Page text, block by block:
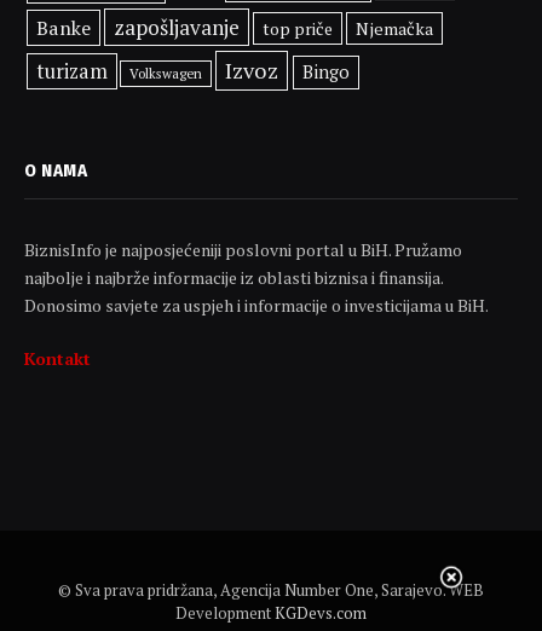
Banke zapošljavanje top priče Njemačka
turizam Volkswagen Izvoz Bingo
O NAMA
BiznisInfo je najposjećeniji poslovni portal u BiH. Pružamo
najbolje i najbrže informacije iz oblasti biznisa i finansija.
Donosimo savjete za uspjeh i informacije o investicijama u BiH.
Kontakt
© Sva prava pridržana, Agencija Number One, Sarajevo. WEB
DevelopmentKGDevs.com